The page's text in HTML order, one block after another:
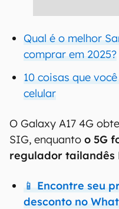
Qual é o melhor
comprar em 2025?
10 coisas que
celular
O Galaxy A17 4G
SIG, enquanto o 5G
regulador tailandês
📱 Encontre seu
desconto no